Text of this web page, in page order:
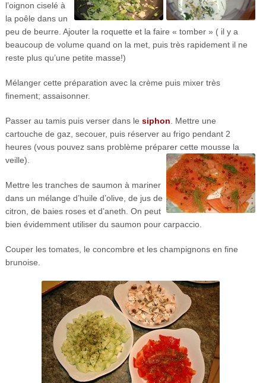
l’oignon ciselé à
la poêle dans un
peu de beurre. Ajouter la roquette et la faire « tomber » ( il y a
beaucoup de volume quand on la met, puis très rapidement il ne
reste plus qu’une petite masse!)
Mélanger cette préparation avec la crème puis mixer très
finement; assaisonner.
Passer au tamis puis verser dans le siphon. Mettre une
cartouche de gaz, secouer, puis réserver au frigo pendant 2
heures (vous pouvez sans problème préparer cette mousse la
veille).
Mettre les tranches de saumon à mariner
dans un mélange d’huile d’olive, de jus de
citron, de baies roses et d’aneth. On peut
bien évidemment utiliser du saumon pour carpaccio.
Couper les tomates, le concombre et les champignons en fine
brunoise.